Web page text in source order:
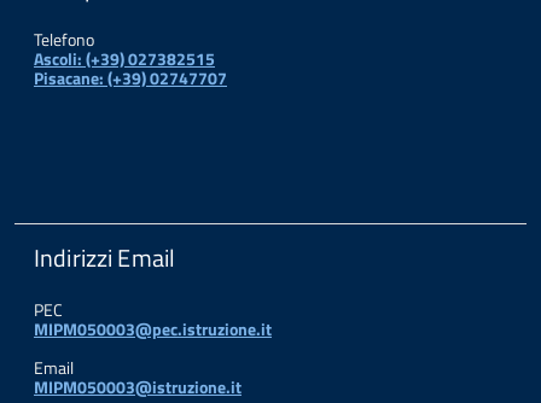
Telefono
Ascoli: (+39) 027382515
Pisacane: (+39) 02747707
Indirizzi Email
PEC
MIPM050003@pec.istruzione.it
Email
MIPM050003@istruzione.it